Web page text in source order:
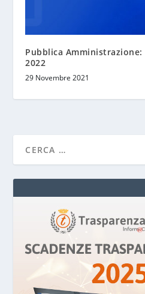
Pubblica Amministrazione:
2022
29 Novembre 2021